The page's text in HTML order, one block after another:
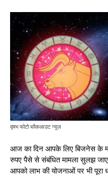
वृषभ फोटो ब्लैकआउट न्यूज़
आज का दिन आपके लिए बिजनेस के
रुपए पैसे से संबंधित मामला सुलझ
आपको लाभ की योजनाओं पर भी पूरा